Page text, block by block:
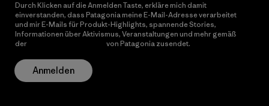
Durch Klicken auf die Anmelden Taste, erkläre mich damit
einverstanden, dass Patagonia meine E-Mail-Adresse verarbeitet
und mir E-Mails für Produkt-Highlights, spannende Stories,
Informationen über Aktivismus, Veranstaltungen und mehr gemäß
der
von Patagonia zusendet.
Anmelden